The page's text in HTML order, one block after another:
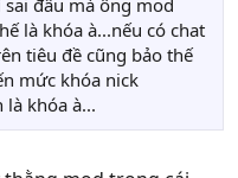
là khóa à...nếu có chat
tiêu đề cũng bảo thế
mức khóa nick
là khóa à...